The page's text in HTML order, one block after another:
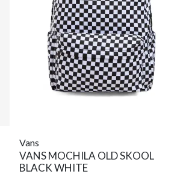
Vans
VANS MOCHILA OLD SKOOL
BLACK WHITE